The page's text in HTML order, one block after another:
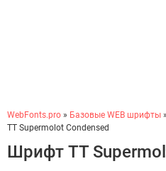
WebFonts.pro » Базовые WEB шрифты »
TT Supermolot Condensed
Шрифт TT